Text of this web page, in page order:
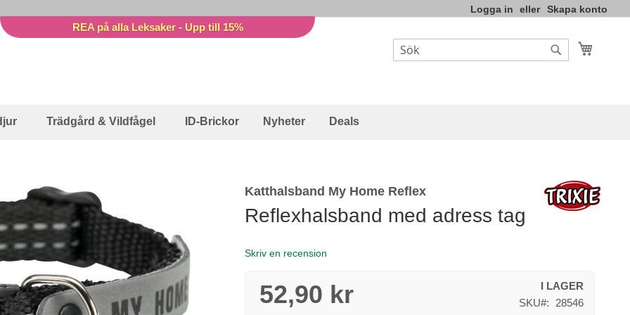
Logga in Skapa konto
REA på alla Leksaker - Upp till 15%
Sök
Trädgård & Vildfågel ID-Brickor Nyheter Deals
Katthalsband My Home Reflex
Reflexhalsband med adress tag
Skriv en recension
52,90 kr
I LAGER
SKU
28546